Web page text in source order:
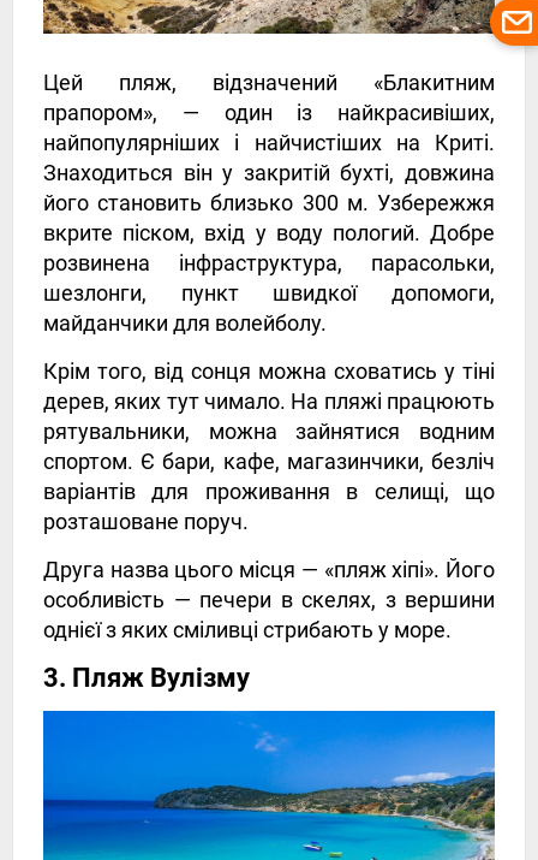
Цей пляж, відзначений «Блакитним
прапором», — один із найкрасивіших,
найпопулярніших і найчистіших на Криті.
Знаходиться він у закритій бухті, довжина
його становить близько 300 м. Узбережжя
вкрите піском, вхід у воду пологий. Добре
розвинена інфраструктура, парасольки,
шезлонги, пункт швидкої допомоги,
майданчики для волейболу.
Крім того, від сонця можна сховатись у тіні
дерев, яких тут чимало. На пляжі працюють
рятувальники, можна зайнятися водним
спортом. Є бари, кафе, магазинчики, безліч
варіантів для проживання в селищі, що
розташоване поруч.
Друга назва цього місця — «пляж хіпі». Його
особливість — печери в скелях, з вершини
однієї з яких сміливці стрибають у море.
3. Пляж Вулізму